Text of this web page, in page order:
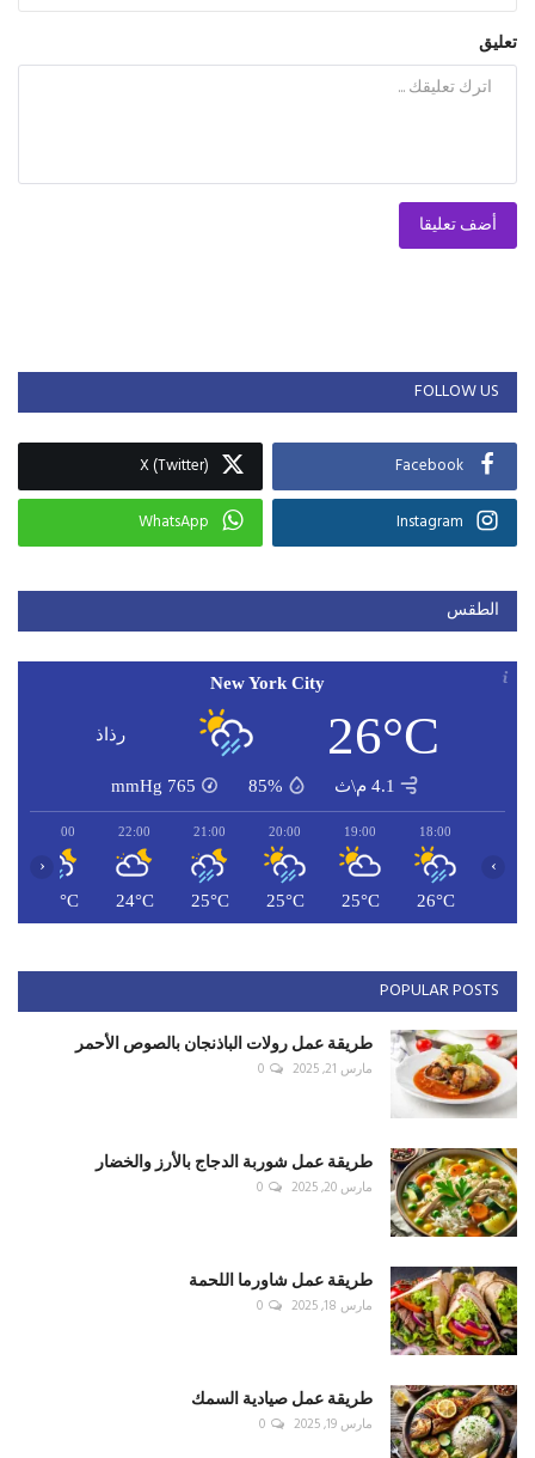
تعليق
أضف تعليقا
FOLLOW US
Facebook
X (Twitter)
Instagram
WhatsApp
الطقس
New York City
26°C رذاذ
4.1 م\ث 85%
765
mmHg
18:00
26°C
19:00
25°C
20:00
25°C
21:00
25°C
22:00
24°C
23:00
24°C
‹ ›
POPULAR POSTS
طريقة عمل رولات الباذنجان بالصوص الأحمر
مارس 21, 2025 0
طريقة عمل شوربة الدجاج بالأرز والخضار
مارس 20, 2025 0
طريقة عمل شاورما اللحمة
مارس 18, 2025 0
طريقة عمل صيادية السمك
مارس 19, 2025 0